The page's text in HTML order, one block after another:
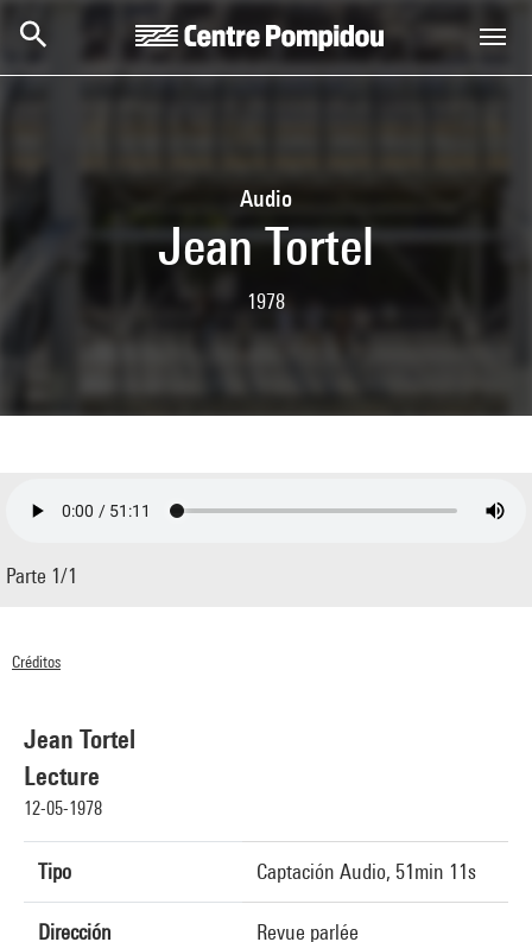
Audio
Jean Tortel
1978
Jean Tortel
Lecture
12-05-1978
Tipo Captación Audio, 51min 11s
Dirección Revue parlée
Parte 1/1
Créditos